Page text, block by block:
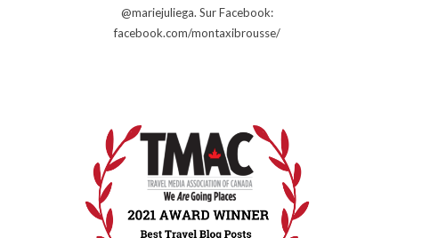
@mariejuliega. Sur Facebook:
facebook.com/montaxibrousse/